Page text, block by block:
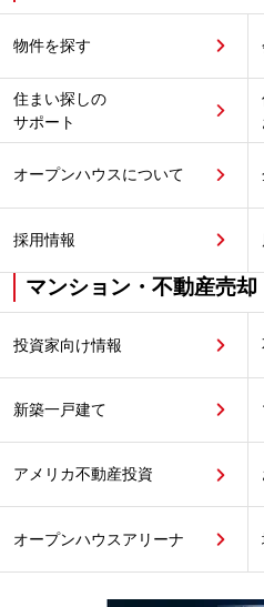
物件を探す
住まい探しの
サポート
オープンハウスについて
採用情報
マンション・不動産売
投資家向け情報
新築一戸建て
アメリカ不動産投資
オープンハウスアリーナ